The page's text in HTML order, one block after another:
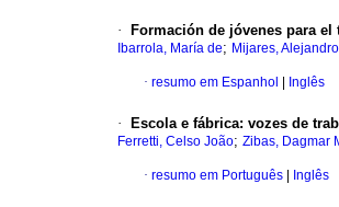
· Formación de jóvenes para
Ibarrola, María de; Mijares, Alejandro
· resumo em Espanhol Inglês
· Escola e fábrica: vozes de
Ferretti, Celso João; Zibas, Dagmar
· resumo em Português Inglês